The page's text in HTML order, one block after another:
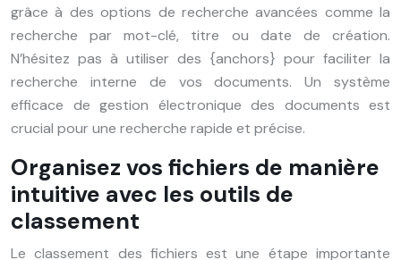
grâce à des options de recherche avancées comme la
recherche par mot-clé, titre ou date de création.
N’hésitez pas à utiliser des {anchors} pour faciliter la
recherche interne de vos documents. Un système
efficace de gestion électronique des documents est
crucial pour une recherche rapide et précise.
Organisez vos fichiers de manière
intuitive avec les outils de
classement
Le classement des fichiers est une étape importante